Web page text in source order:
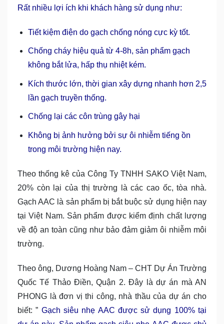
Rất nhiều lợi ích khi khách hàng sử dụng như:
Tiết kiệm điện do gạch chống nóng cực kỳ tốt.
Chống cháy hiệu quả từ 4-8h, sản phẩm gạch
không bắt lửa, hấp thụ nhiệt kém.
Kích thước lớn, thời gian xây dựng nhanh hơn 2,5
lần gạch truyền thống.
Chống lại các côn trùng gây hại
Không bị ảnh hưởng bởi sự ôi nhiễm tiếng ồn
trong môi trường hiện nay.
Theo thống kê của Công Ty TNHH SAKO Việt Nam,
20% còn lại của thị trường là các cao ốc, tòa nhà.
Gạch AAC là sản phẩm bị bắt buộc sử dụng hiện nay
tại Việt Nam. Sản phẩm được kiểm định chất lượng
về độ an toàn cũng như bảo đảm giảm ôi nhiễm môi
trường.
Theo ông, Dương Hoàng Nam – CHT Dự Án Trường
Quốc Tế Thảo Điền, Quận 2. Đây là dự án mà AN
PHONG là đơn vị thi công, nhà thầu của dự án cho
biết: ” Gạch siêu nhẹ AAC được sử dụng 100% tại